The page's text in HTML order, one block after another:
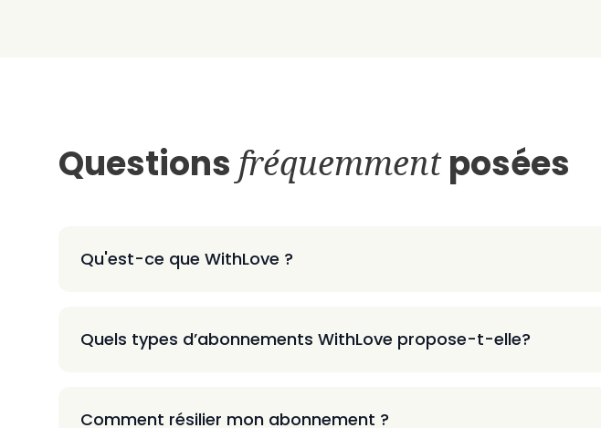
Questions fréquemmentposées
Qu'est-ce que WithLove ?
Quels types d’abonnements WithLove propose-t-elle?
Comment résilier mon abonnement ?